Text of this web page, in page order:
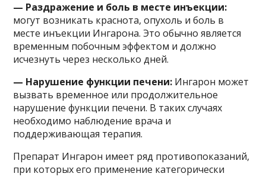
— Раздражение и боль в месте инъекции:
могут возникать краснота, опухоль и боль в
месте инъекции Ингарона. Это обычно является
временным побочным эффектом и должно
исчезнуть через несколько дней.
— Нарушение функции печени: Ингарон может
вызвать временное или продолжительное
нарушение функции печени. В таких случаях
необходимо наблюдение врача и
поддерживающая терапия.
Препарат Ингарон имеет ряд противопоказаний,
при которых его применение категорически